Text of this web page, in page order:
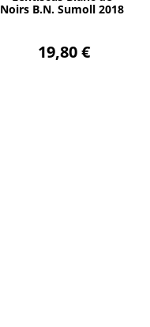
Noirs B.N. Sumoll 2018
19,80 €